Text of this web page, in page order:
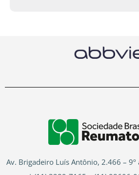
Av. Brigadeiro Luís Antônio, 2.466 – 9º